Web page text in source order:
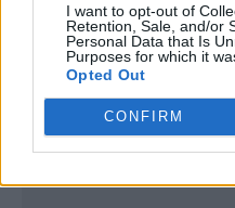
I want to opt-out of
Retention, Sale, and/or
Personal Data that Is
Purposes for which it
Opted Out
CONFIRM